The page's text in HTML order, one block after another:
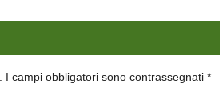
I campi obbligatori sono contrassegnati *